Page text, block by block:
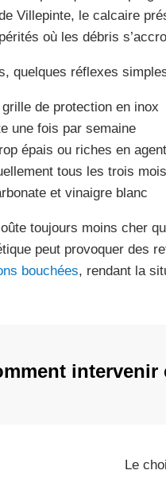
Villepinte, le calcaire
où les débris
quelques réflexes
de protection en inox
une fois par semaine
épais ou riches en
tous les trois mois
et vinaigre blanc
toujours moins cher
peut provoquer des
bouchées, rendant la
Le